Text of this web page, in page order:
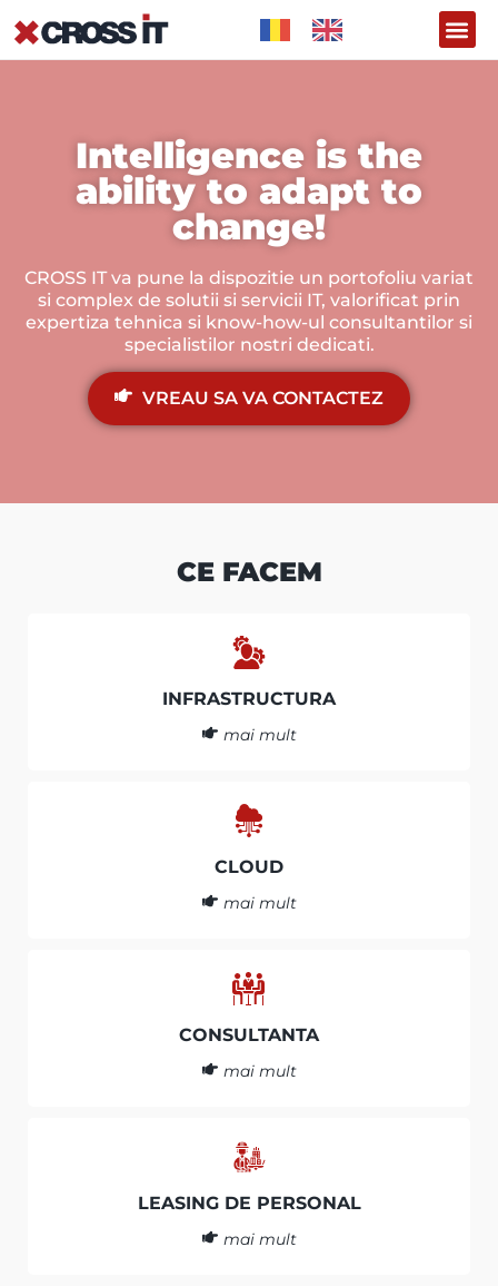
Intelligence is the
ability to adapt to
change!
CROSS IT va pune la dispozitie un portofoliu variat
si complex de solutii si servicii IT, valorificat prin
expertiza tehnica si know-how-ul consultantilor si
specialistilor nostri dedicati.
VREAU SA VA CONTACTEZ
CE FACEM
INFRASTRUCTURA
mai mult
CLOUD
mai mult
CONSULTANTA
mai mult
LEASING DE PERSONAL
mai mult